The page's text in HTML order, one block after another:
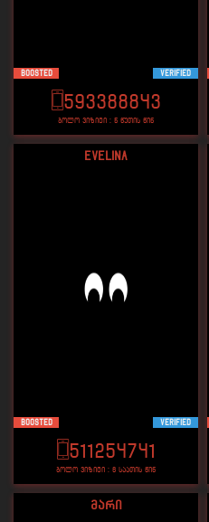
Boosted VERIFIED
593388843
ბოლო ვიზიტი : 5 წუთის წინ
Evelina
Boosted VERIFIED
511254741
ბოლო ვიზიტი : 6 საათის წინ
მარი